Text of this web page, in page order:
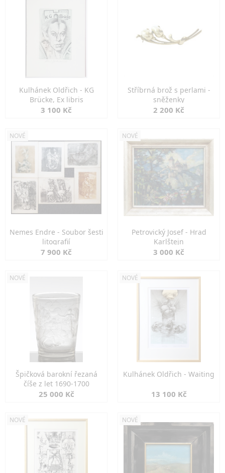
Kulhánek Oldřich - KG
Brücke, Ex libris
3 100 Kč
Stříbrná brož s perlami -
sněženky
2 200 Kč
NOVÉ
Nemes Endre - Soubor šesti
litografií
7 900 Kč
NOVÉ
Petrovický Josef - Hrad
Karlštejn
3 000 Kč
NOVÉ
Špičková barokní řezaná
číše z let 1690-1700
25 000 Kč
NOVÉ
Kulhánek Oldřich - Waiting
13 100 Kč
NOVÉ NOVÉ